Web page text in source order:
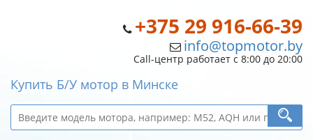
+375 29 916-66-39
info@topmotor.by
Call-центр работает с 8:00 до 20:00
Купить Б/У мотор в Минске